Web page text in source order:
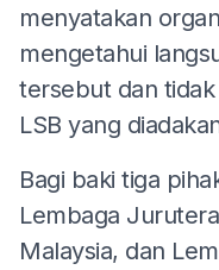
menyatakan
mengetahui
tersebut dan
LSB yang
Bagi baki tiga
Lembaga
Malaysia, dan